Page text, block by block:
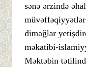
sənə ərzində
dimağlar
məkatibi-
Məktəbin